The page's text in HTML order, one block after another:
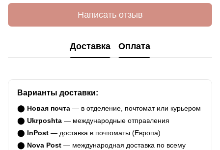
Написать отзыв
Доставка Оплата
Варианты доставки:
⬤ Новая почта — в отделение, почтомат или курьером
⬤ Ukrposhta — международные отправления
⬤ InPost — доставка в почтоматы (Европа)
⬤ Nova Post — международная доставка по всему